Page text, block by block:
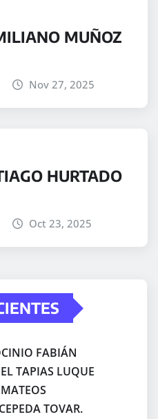
MUÑOZ
Nov 27, 2025
HURTADO
Oct 23, 2025
FABIÁN
TAPIAS LUQUE
TOVAR.